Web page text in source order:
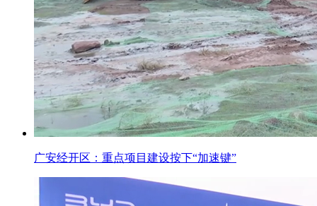
广安经开区：重点项目建设按下“加速键”